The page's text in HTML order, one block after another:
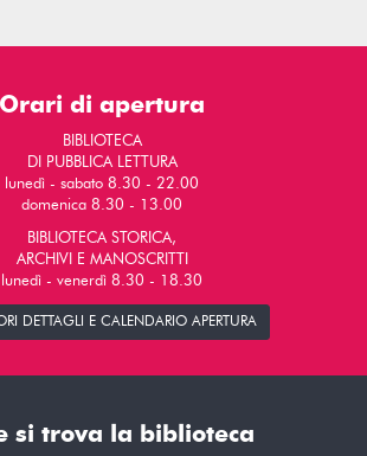
Orari di apertura
BIBLIOTECA
DI PUBBLICA LETTURA
lunedì - sabato 8.30 - 22.00
domenica 8.30 - 13.00
BIBLIOTECA STORICA,
ARCHIVI E MANOSCRITTI
lunedì - venerdì 8.30 - 18.30
DETTAGLI E CALENDARIO APERTURA
si trova la biblioteca